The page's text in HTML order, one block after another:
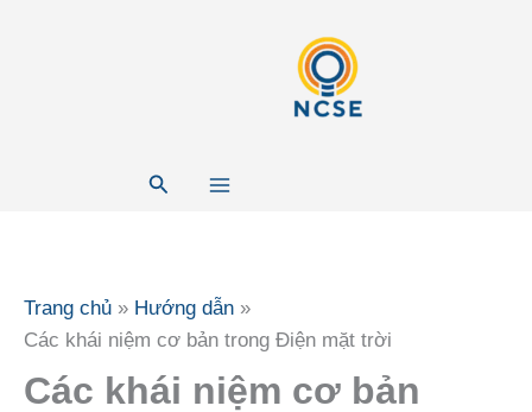
Tìm
Trang chủ
Hướng dẫn
Các khái niệm cơ bản trong Điện mặt trời
Các khái niệm cơ bản